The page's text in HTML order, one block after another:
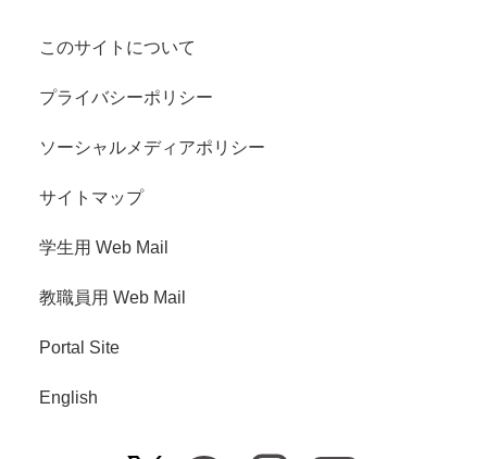
このサイトについて
プライバシーポリシー
ソーシャルメディアポリシー
サイトマップ
学生用 Web Mail
教職員用 Web Mail
Portal Site
English